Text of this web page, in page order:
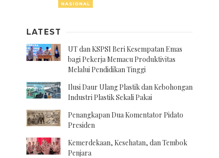
NASIONAL
LATEST
UT dan KSPSI Beri Kesempatan Emas
bagi Pekerja Memacu Produktivitas
Melalui Pendidikan Tinggi
Ilusi Daur Ulang Plastik dan Kebohongan
Industri Plastik Sekali Pakai
Penangkapan Dua Komentator Pidato
Presiden
Kemerdekaan, Kesehatan, dan Tembok
Penjara